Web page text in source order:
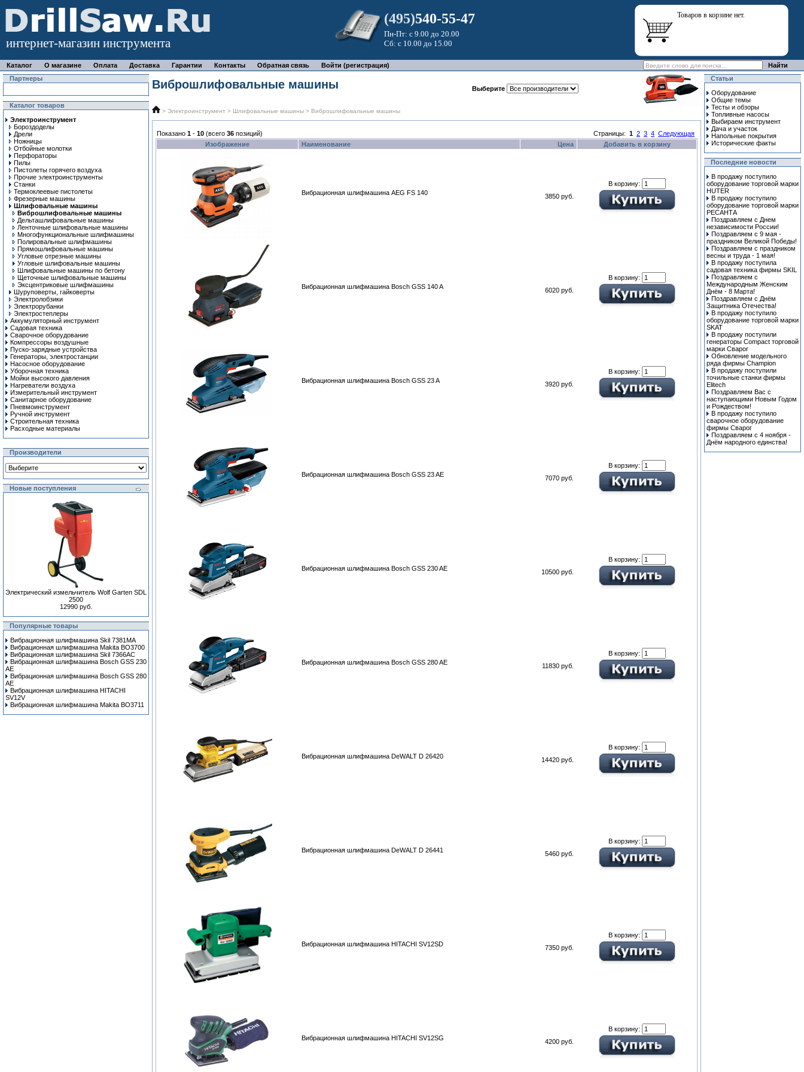
интернет-магазин инструмента
(495)540-55-47
Пн-Пт: с 9.00 до 20.00
Сб: с 10.00 до 15.00
Товаров в корзине нет.
Каталог О магазине Оплата Доставка Гарантии Контакты Обратная связь
Войти (регистрация)
Партнеры
Каталог товаров
Электроинструмент
Бороздоделы
Дрели
Ножницы
Отбойные молотки
Перфораторы
Пилы
Пистолеты горячего воздуха
Прочие электроинструменты
Станки
Термоклеевые пистолеты
Фрезерные машины
Шлифовальные машины
Виброшлифовальные машины
Дельташлифовальные машины
Ленточные шлифовальные машины
Многофункциональные шлифмашины
Полировальные шлифмашины
Прямошлифовальные машины
Угловые отрезные машины
Угловые шлифовальные машины
Шлифовальные машины по бетону
Щеточные шлифовальные машины
Эксцентриковые шлифмашины
Шуруповерты, гайковерты
Электролобзики
Электрорубанки
Электростеплеры
Аккумуляторный инструмент
Садовая техника
Сварочное оборудование
Компрессоры воздушные
Пуско-зарядные устройства
Генераторы, электростанции
Насосное оборудование
Уборочная техника
Мойки высокого давления
Нагреватели воздуха
Измерительный инструмент
Санитарное оборудование
Пневмоинструмент
Ручной инcтрумент
Строительная техника
Расходные материалы
Производители
Новые поступления
Электрический измельчитель Wolf Garten SDL
2500
12990 руб.
Популярные товары
Вибрационная шлифмашина Skil 7381MA
Вибрационная шлифмашина Makita BO3700
Вибрационная шлифмашина Skil 7366AC
Вибрационная шлифмашина Bosch GSS 230
AE
Вибрационная шлифмашина Bosch GSS 280
AE
Вибрационная шлифмашина HITACHI
SV12V
Вибрационная шлифмашина Makita BO3711
Виброшлифовальные машины Выберите
> Электроинструмент > Шлифовальные машины > Виброшлифовальные машины
Показано 1 - 10 (всего 36 позиций) Страницы: 1 2 3 4 Следующая
Изображение
Наименование Цена Добавить в корзину
Вибрационная шлифмашина AEG FS 140 3850 руб.
В корзину:
Вибрационная шлифмашина Bosch GSS 140 A 6020 руб.
В корзину:
Вибрационная шлифмашина Bosch GSS 23 A 3920 руб.
В корзину:
Вибрационная шлифмашина Bosch GSS 23 AE 7070 руб.
В корзину:
Вибрационная шлифмашина Bosch GSS 230 AE 10500 руб.
В корзину:
Вибрационная шлифмашина Bosch GSS 280 AE 11830 руб.
В корзину:
Вибрационная шлифмашина DeWALT D 26420 14420 руб.
В корзину:
Вибрационная шлифмашина DeWALT D 26441 5460 руб.
В корзину:
Вибрационная шлифмашина HITACHI SV12SD 7350 руб.
В корзину:
Вибрационная шлифмашина HITACHI SV12SG 4200 руб.
В корзину:
Статьи
Оборудование
Общие темы
Тесты и обзоры
Топливные насосы
Выбираем инструмент
Дача и участок
Напольные покрытия
Исторические факты
Последние новости
В продажу поступило
оборудование торговой марки
HUTER
В продажу поступило
оборудование торговой марки
РЕСАНТА
Поздравляем с Днем
независимости России!
Поздравляем с 9 мая -
праздником Великой Победы!
Поздравляем с праздником
весны и труда - 1 мая!
В продажу поступила
cадовая техника фирмы SKIL
Поздравляем с
Международным Женским
Днём - 8 Марта!
Поздравляем с Днём
Защитника Отечества!
В продажу поступило
оборудование торговой марки
SKAT
В продажу поступили
генераторы Compact торговой
марки Сварог
Обновление модельного
ряда фирмы Champion
В продажу поступили
точильные станки фирмы
Elitech
Поздравляем Вас с
наступающими Новым Годом
и Рождеством!
В продажу поступило
сварочное оборудование
фирмы Сварог
Поздравляем с 4 ноября -
Днём народного единства!